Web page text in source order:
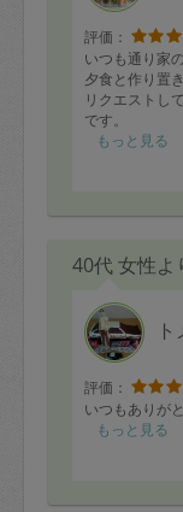
評価：
いつも通り家
夕食と作り置
リクエストし
です。
またどうぞよ
もっと見る
40代 女性よ
ト
評価：
いつもありが
もっと見る